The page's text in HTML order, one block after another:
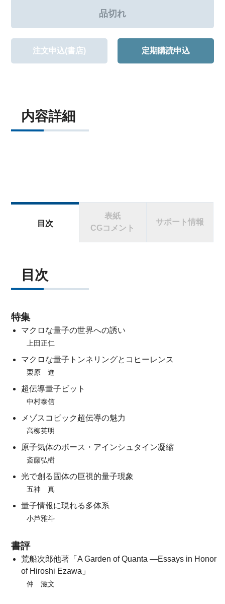
注文申込(書店) 定期購読申込
内容詳細
目次
表紙
CGコメント
サポート情報
目次
特集
マクロな量子の世界への誘い
上田正仁
マクロな量子トンネリングとコヒーレンス
栗原 進
超伝導量子ビット
中村泰信
メゾスコピック超伝導の魅力
高柳英明
原子気体のボース・アインシュタイン凝縮
斎藤弘樹
光で創る固体の巨視的量子現象
五神 真
量子情報に現れる多体系
小芦雅斗
書評
荒船次郎他著「A Garden of Quanta ―Essays in Honor
of Hiroshi Ezawa」
仲 滋文